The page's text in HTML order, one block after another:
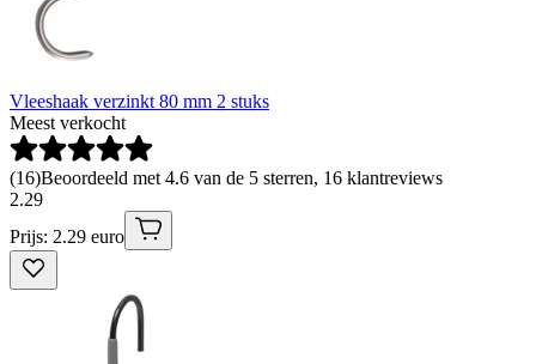
Vleeshaak verzinkt 80 mm 2 stuks
Meest verkocht
(16)Beoordeeld met 4.6 van de 5 sterren, 16 klantreviews
2.29
Prijs: 2.29 euro